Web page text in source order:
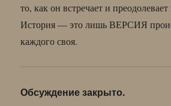
то, как он встречает и преодолевает
История — это лишь ВЕРСИЯ
каждого своя.
Обсуждение закрыто.